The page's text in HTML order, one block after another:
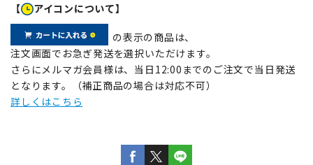
【 アイコンについて】
の表示の商品は、
注文画面でお急ぎ発送を選択いただけます。
さらにメルマガ会員様は、当日12:00までのご注文で当日発送
となります。（補正商品の場合は対応不可）
詳しくはこちら